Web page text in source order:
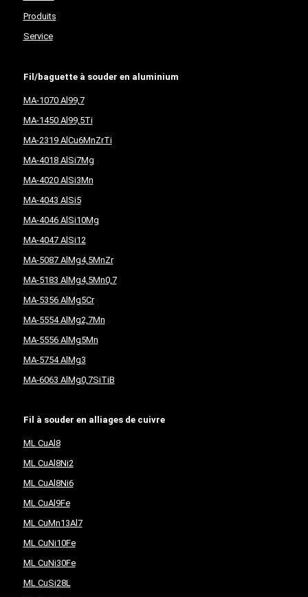
Produits
Service
Fil/baguette à souder en aluminium
MA-1070 Al99,7
MA-1450 Al99,5Ti
MA-2319 AlCu6MnZrTi
MA-4018 AlSi7Mg
MA-4020 AlSi3Mn
MA-4043 AlSi5
MA-4046 AlSi10Mg
MA-4047 AlSi12
MA-5087 AlMg4,5MnZr
MA-5183 AlMg4,5Mn0,7
MA-5356 AlMg5Cr
MA-5554 AlMg2,7Mn
MA-5556 AlMg5Mn
MA-5754 AlMg3
MA-6063 AlMg0,7SiTiB
Fil à souder en alliages de cuivre
ML CuAl8
ML CuAl8Ni2
ML CuAl8Ni6
ML CuAl9Fe
ML CuMn13Al7
ML CuNi10Fe
ML CuNi30Fe
ML CuSi28L